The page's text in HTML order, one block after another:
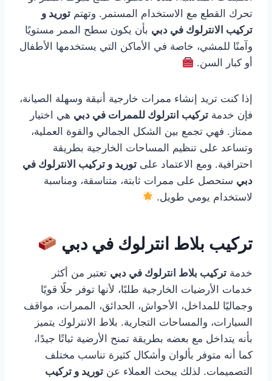
تحرك القطع مع الاستخدام المستمر. وتهتم توريد و
تركيب الانترلوك في دبي بأن يكون سطح الممر مستويًا
وآمنًا للمشي، خاصة في الأماكن التي يستخدمها الأطفال
أو كبار السن.
إذا كنت تريد إنشاء ممرات خارجية أنيقة وسهلة الصيانة،
فإن خدمة تركيب انترلوك للممرات في دبي هي اختيار
ممتاز. فهي تجمع بين الشكل الجمالي والقوة العملية،
وتساعد على تنظيم المساحات الخارجية بطريقة
احترافية. ومع الاعتماد على توريد و تركيب الانترلوك في
دبي ستحصل على ممرات ثابتة، متناسقة، ومناسبة
لاستخدام يومي طويل.
تركيب بلاط انترلوك في دبي
خدمة تركيب بلاط انترلوك في دبي تعتبر من أكثر
خدمات الأرضيات الخارجية طلبًا، لأنها توفر حلًا قويًا
وجماليًا للمداخل، الأحواش، الحدائق، الممرات، مواقف
السيارات، والمساحات التجارية. بلاط الانترلوك يتميز
بأنه يتداخل مع بعضه بطريقة تمنح الأرضية ثباتًا جيدًا،
كما أنه متوفر بألوان وأشكال كثيرة تناسب مختلف
التصميمات. لذلك يبحث العملاء عن توريد و تركيب